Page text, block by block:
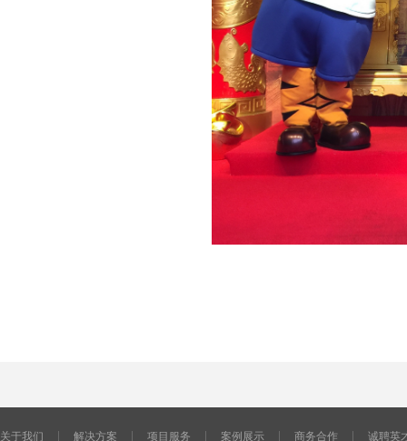
关于我们
解决方案
项目服务
案例展示
商务合作
诚聘英